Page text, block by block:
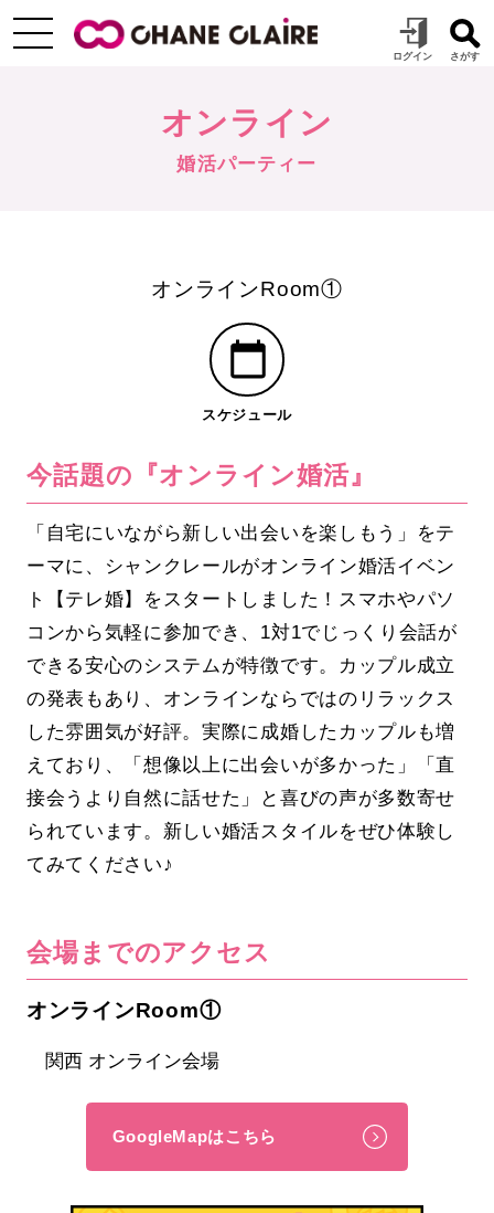
オンライン
婚活パーティー
オンラインRoom①
スケジュール
今話題の『オンライン婚活』
「自宅にいながら新しい出会いを楽しもう」をテ
ーマに、シャンクレールがオンライン婚活イベン
ト【テレ婚】をスタートしました！スマホやパソ
コンから気軽に参加でき、1対1でじっくり会話が
できる安心のシステムが特徴です。カップル成立
の発表もあり、オンラインならではのリラックス
した雰囲気が好評。実際に成婚したカップルも増
えており、「想像以上に出会いが多かった」「直
接会うより自然に話せた」と喜びの声が多数寄せ
られています。新しい婚活スタイルをぜひ体験し
てみてください♪
会場までのアクセス
オンラインRoom①
関西 オンライン会場
GoogleMapはこちら